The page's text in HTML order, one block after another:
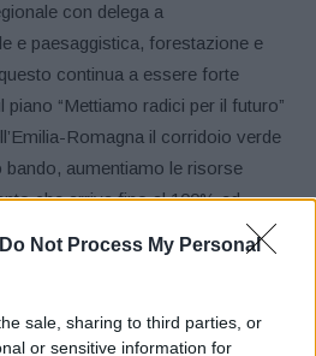
Do Not Process My Personal
sale, sharing to third parties, or
or sensitive information for
con delega a
e paesaggistica, forestazione e
continua a essere forte
piano “Mettiamo radici per il futuro”
Romagna il corridoio verde
aumentiamo le risorse
che arriva fino al 100% ed
la possibilità di partecipare per
che, dopo il buon esito del bando